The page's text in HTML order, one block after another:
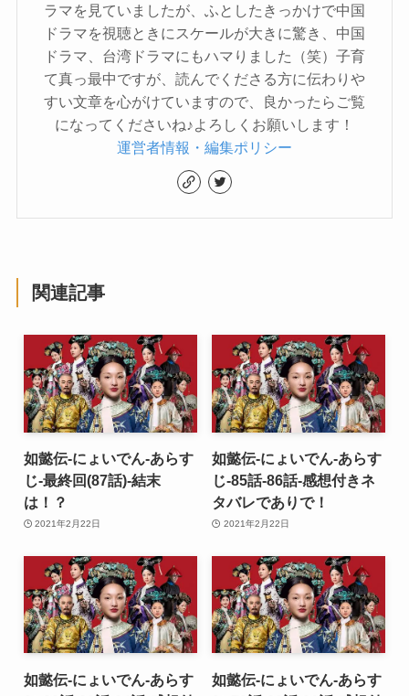
ラマを見ていましたが、ふとしたきっかけで中国
ドラマを視聴ときにスケールが大きに驚き、中国
ドラマ、台湾ドラマにもハマりました（笑）子育
て真っ最中ですが、読んでくださる方に伝わりや
すい文章を心がけていますので、良かったらご覧
になってくださいね♪よろしくお願いします！
運営者情報・編集ポリシー
関連記事
如懿伝-にょいでん-あらす
じ-最終回(87話)-結末
は！？
2021年2月22日
如懿伝-にょいでん-あらす
じ-85話-86話-感想付きネ
タバレでありで！
2021年2月22日
如懿伝-にょいでん-あらす
如懿伝-にょいでん-あらす